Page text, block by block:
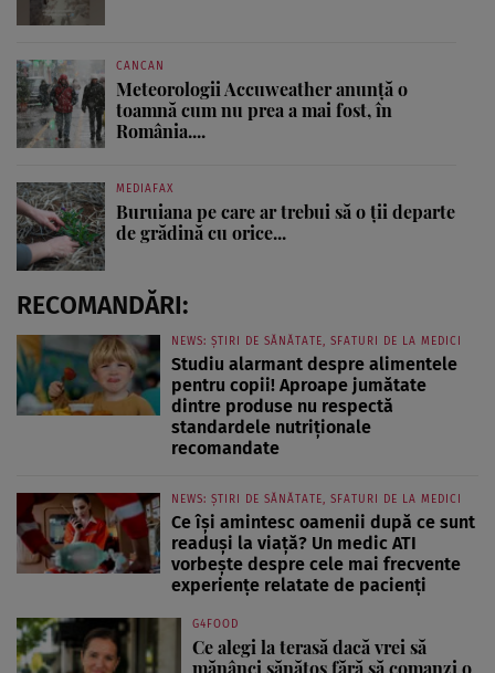
CANCAN
Meteorologii Accuweather anunță o
toamnă cum nu prea a mai fost, în
România....
MEDIAFAX
Buruiana pe care ar trebui să o ții departe
de grădină cu orice...
RECOMANDĂRI:
NEWS: ȘTIRI DE SĂNĂTATE, SFATURI DE LA MEDICI
Studiu alarmant despre alimentele
pentru copii! Aproape jumătate
dintre produse nu respectă
standardele nutriționale
recomandate
NEWS: ȘTIRI DE SĂNĂTATE, SFATURI DE LA MEDICI
Ce își amintesc oamenii după ce sunt
readuși la viață? Un medic ATI
vorbește despre cele mai frecvente
experiențe relatate de pacienți
G4FOOD
Ce alegi la terasă dacă vrei să
mănânci sănătos fără să comanzi o